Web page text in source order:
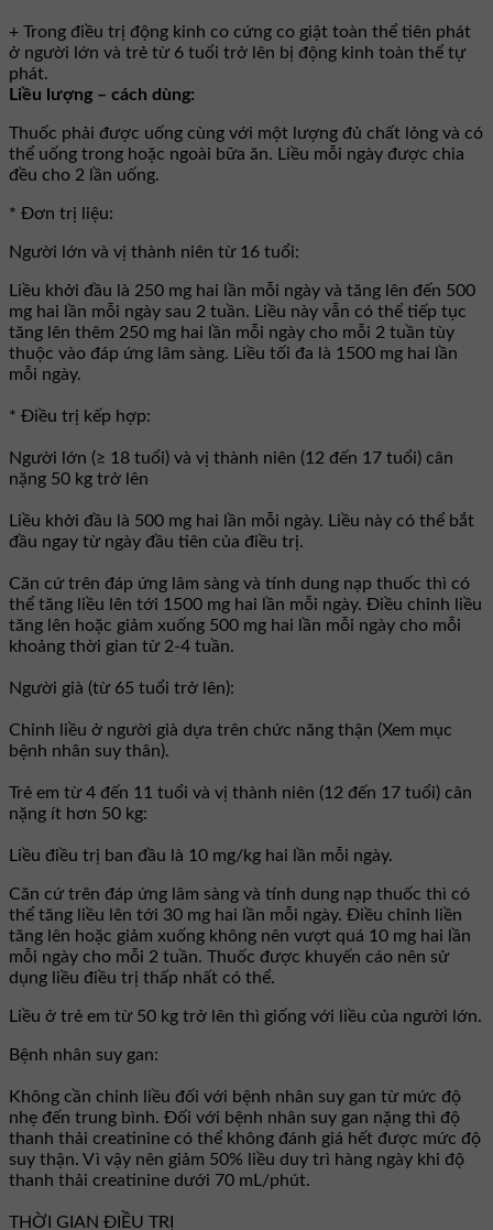
+ Trong điều trị động kinh co cứng co giật toàn thể tiên phát
ở người lớn và trẻ từ 6 tuổi trở lên bị động kinh toàn thể tự
phát.
Liều lượng – cách dùng:
Thuốc phải được uống cùng với một lượng đủ chất lỏng và có
thể uống trong hoặc ngoài bữa ăn. Liều mỗi ngày được chia
đều cho 2 lần uống.
* Đơn trị liệu:
Người lớn và vị thành niên từ 16 tuổi:
Liều khởi đầu là 250 mg hai lần mỗi ngày và tăng lên đến 500
mg hai lần mỗi ngày sau 2 tuần. Liều này vẫn có thể tiếp tục
tăng lên thêm 250 mg hai lần mỗi ngày cho mỗi 2 tuần tùy
thuộc vào đáp ứng lâm sàng. Liều tối đa là 1500 mg hai lần
mỗi ngày.
* Điều trị kếp hợp:
Người lớn (≥ 18 tuổi) và vị thành niên (12 đến 17 tuổi) cân
nặng 50 kg trở lên
Liều khởi đầu là 500 mg hai lần mỗi ngày. Liều này có thể bắt
đầu ngay từ ngày đầu tiên của điều trị.
Căn cứ trên đáp ứng lâm sàng và tính dung nạp thuốc thì có
thể tăng liều lên tới 1500 mg hai lần mỗi ngày. Điều chỉnh liều
tăng lên hoặc giảm xuống 500 mg hai lần mỗi ngày cho mỗi
khoảng thời gian từ 2-4 tuần.
Người già (từ 65 tuổi trở lên):
Chỉnh liều ở người già dựa trên chức năng thận (Xem mục
bệnh nhân suy thân).
Trẻ em từ 4 đến 11 tuổi và vị thành niên (12 đến 17 tuổi) cân
nặng ít hơn 50 kg:
Liều điều trị ban đầu là 10 mg/kg hai lần mỗi ngày.
Căn cứ trên đáp ứng lâm sàng và tính dung nạp thuốc thì có
thể tăng liều lên tới 30 mg hai lần mỗi ngày. Điều chỉnh liền
tăng lên hoặc giảm xuống không nên vượt quá 10 mg hai lần
mỗi ngày cho mỗi 2 tuần. Thuốc được khuyến cáo nên sử
dụng liều điều trị thấp nhất có thể.
Liều ở trẻ em từ 50 kg trở lên thì giống với liều của người lớn.
Bệnh nhân suy gan:
Không cần chỉnh liều đối với bệnh nhân suy gan từ mức độ
nhẹ đến trung bình. Đối với bệnh nhân suy gan nặng thì độ
thanh thải creatinine có thể không đánh giá hết được mức độ
suy thận. Vì vậy nên giảm 50% liều duy trì hàng ngày khi độ
thanh thải creatinine dưới 70 mL/phút.
THỜI GIAN ĐIỀU TRỊ